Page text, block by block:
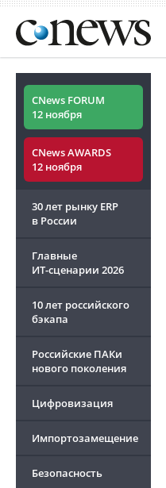
CNews FORUM
12 ноября
CNews AWARDS
12 ноября
30 лет рынку ERP
в России
Главные
ИТ-сценарии 2026
10 лет российского
бэкапа
Российские ПАКи
нового поколения
Цифровизация
Импортозамещение
Безопасность